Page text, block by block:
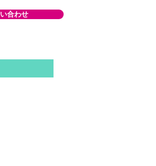
合わせ